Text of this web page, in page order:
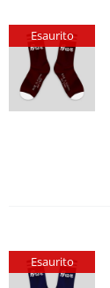
Esaurito
Esaurito